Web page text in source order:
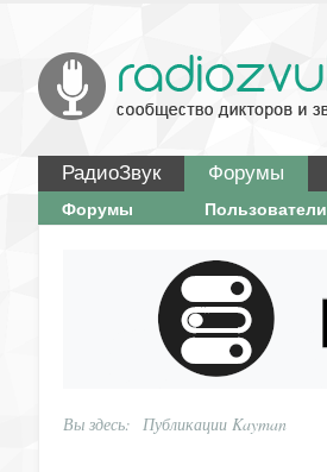
РадиоЗвук Форумы
Форумы Пользователи
Вы здесь: Публикации Kayman